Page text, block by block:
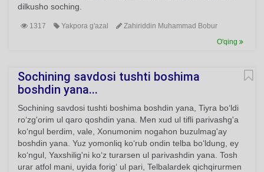
dilkusho soching.
1317 Yakpora g'azal
Zahiriddin Muhammad Bobur
O'qing
Sochining savdosi tushti boshima
boshdin yana...
Sochining savdosi tushti boshima boshdin yana, Tiyra bo‘ldi
ro‘zg'orim ul qaro qoshdin yana. Men xud ul tifli parivashg'a
ko‘ngul berdim, vale, Xonumonim nogahon buzulmag'ay
boshdin yana. Yuz yomonliq ko‘rub ondin telba bo‘ldung, ey
ko‘ngul, Yaxshilig'ni ko‘z turarsen ul parivashdin yana. Tosh
urar atfol mani, uyida forig‘ ul pari, Telbalardek qichqirurmen